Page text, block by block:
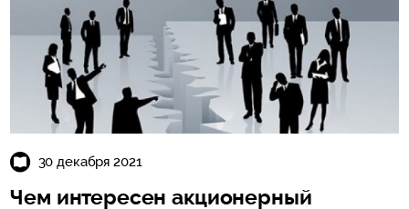
30 декабря 2021
Чем интересен акционерный